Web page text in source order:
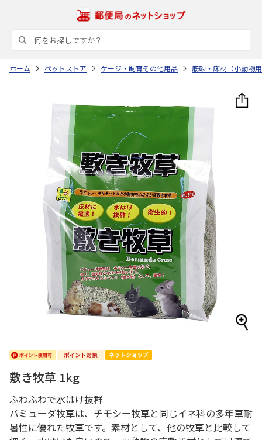
ホーム ペットストア ケージ・飼育その他用品 底砂・床材（小動物
敷き牧草 1kg
ふわふわで水はけ抜群
バミューダ牧草は、チモシー牧草と同じイネ科の多年草耐
暑性に優れた牧草です。素材として、他の牧草と比較して